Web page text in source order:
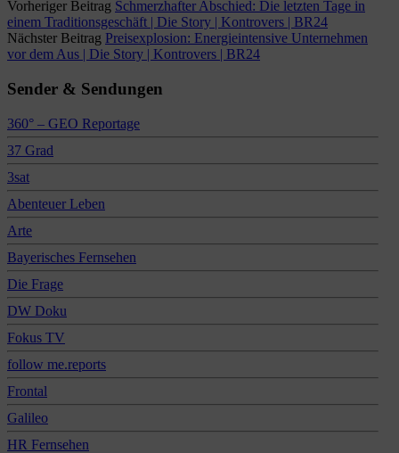
Vorheriger Beitrag Schmerzhafter Abschied: Die letzten Tage in
einem Traditionsgeschäft | Die Story | Kontrovers | BR24
Nächster Beitrag Preisexplosion: Energieintensive Unternehmen
vor dem Aus | Die Story | Kontrovers | BR24
Sender & Sendungen
360° – GEO Reportage
37 Grad
3sat
Abenteuer Leben
Arte
Bayerisches Fernsehen
Die Frage
DW Doku
Fokus TV
follow me.reports
Frontal
Galileo
HR Fernsehen